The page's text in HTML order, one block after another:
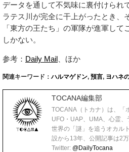
データを通して不気味に裏付けられ
ラテス川が完全に干上がったとき、
「東方の王たち」の軍隊が進軍して
しかない。
参考： Daily Mail 、ほか
関連キーワード：ハルマゲドン, 預言, ヨハネ
TOCANA編集部
TOCANA（トカナ）は、「
UFO・UAP、UMA、心霊
世界の「謎」を追うオカル
設から13年、公開記事は2万
Twitter: @DailyTocana